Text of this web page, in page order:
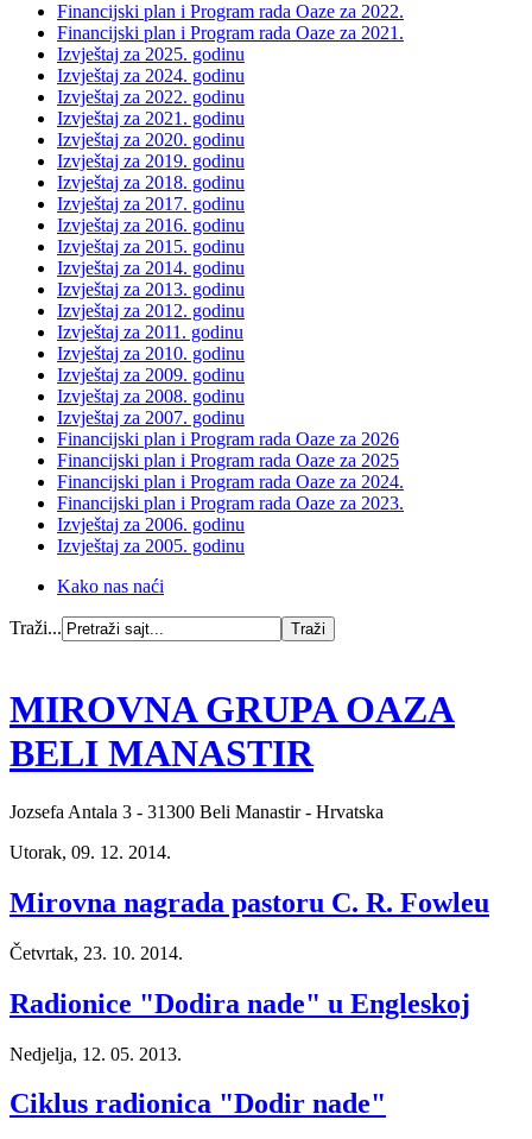
Financijski plan i Program rada Oaze za 2022.
Financijski plan i Program rada Oaze za 2021.
Izvještaj za 2025. godinu
Izvještaj za 2024. godinu
Izvještaj za 2022. godinu
Izvještaj za 2021. godinu
Izvještaj za 2020. godinu
Izvještaj za 2019. godinu
Izvještaj za 2018. godinu
Izvještaj za 2017. godinu
Izvještaj za 2016. godinu
Izvještaj za 2015. godinu
Izvještaj za 2014. godinu
Izvještaj za 2013. godinu
Izvještaj za 2012. godinu
Izvještaj za 2011. godinu
Izvještaj za 2010. godinu
Izvještaj za 2009. godinu
Izvještaj za 2008. godinu
Izvještaj za 2007. godinu
Financijski plan i Program rada Oaze za 2026
Financijski plan i Program rada Oaze za 2025
Financijski plan i Program rada Oaze za 2024.
Financijski plan i Program rada Oaze za 2023.
Izvještaj za 2006. godinu
Izvještaj za 2005. godinu
Kako nas naći
Traži...
MIROVNA GRUPA OAZA
BELI MANASTIR
Jozsefa Antala 3 - 31300 Beli Manastir - Hrvatska
Utorak, 09. 12. 2014.
Mirovna nagrada pastoru C. R. Fowleu
Četvrtak, 23. 10. 2014.
Radionice "Dodira nade" u Engleskoj
Nedjelja, 12. 05. 2013.
Ciklus radionica "Dodir nade"